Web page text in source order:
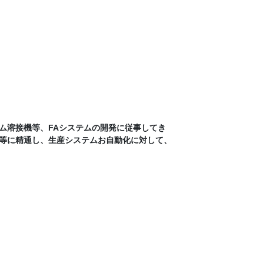
溶接機等、FAシステムの開発に従事してき
精通し、生産システムお自動化に対して、